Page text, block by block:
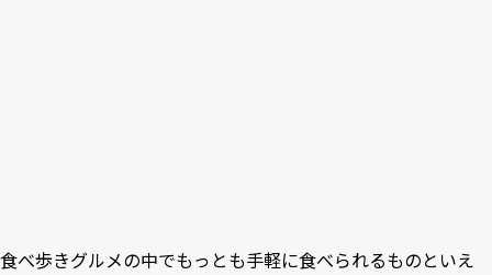
食べ歩きグルメの中でもっとも手軽に食べられるものといえ